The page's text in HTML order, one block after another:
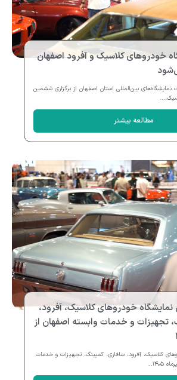
خودروهای کلاسیک و آفرود اصفهان
بین‌المللی استان اصفهان از برگزاری ششمین
مطالعه بیشتر
خودروهای کلاسیک، آفرود،
تجهیزات و خدمات وابسته اصفهان از
کلاسیک، آفرود، سافاری، کمپینگ، تجهیزات و خدمات